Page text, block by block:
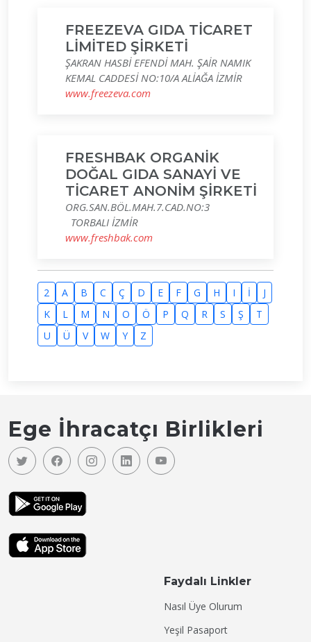
FREEZEVA GIDA TİCARET
LİMİTED ŞİRKETİ
ŞAKRAN HASBİ EFENDİ MAH. ŞAİR NAMIK
KEMAL CADDESİ NO:10/A ALİAĞA İZMİR
www.freezeva.com
FRESHBAK ORGANİK
DOĞAL GIDA SANAYİ VE
TİCARET ANONİM ŞİRKETİ
ORG.SAN.BÖL.MAH.7.CAD.NO:3
TORBALI İZMİR
www.freshbak.com
2 A B C Ç D E F G H I İ
J
K
L M N O Ö P Q R S Ş
T
U
Ü V W Y Z
Ege İhracatçı Birlikleri
Faydalı Linkler
Nasıl Üye Olurum
Yeşil Pasaport